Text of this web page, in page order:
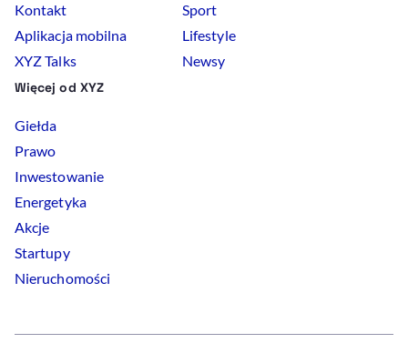
Kontakt
Aplikacja mobilna
XYZ Talks
Sport
Lifestyle
Newsy
Więcej od XYZ
Giełda
Prawo
Inwestowanie
Energetyka
Akcje
Startupy
Nieruchomości